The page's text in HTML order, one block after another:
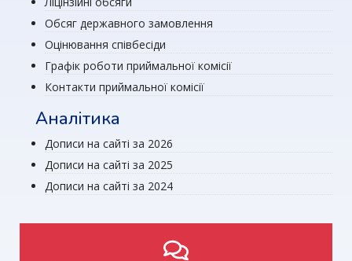
Обсяг державного замовлення
Оцінювання співбесіди
Графік роботи приймальної комісії
Контакти приймальної комісії
Аналітика
Дописи на сайті за 2026
Дописи на сайті за 2025
Дописи на сайті за 2024